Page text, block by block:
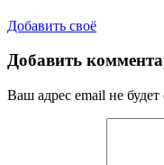
Добавить своё
Добавить
Ваш адрес email не